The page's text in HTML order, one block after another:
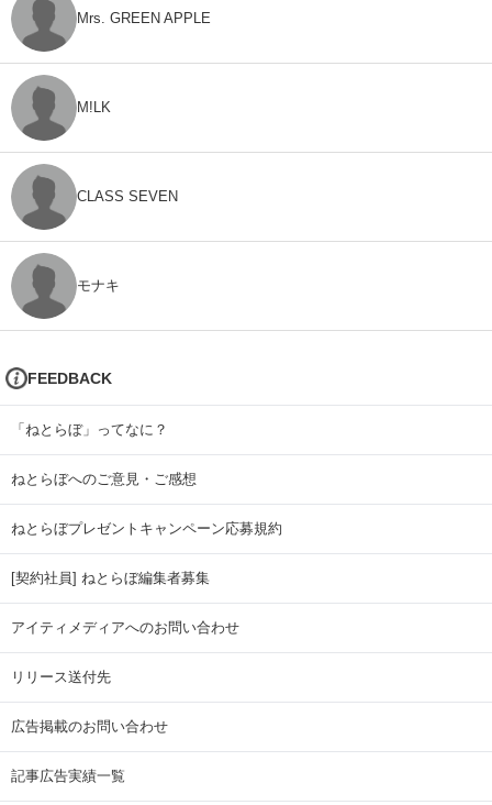
Mrs. GREEN APPLE
M!LK
CLASS SEVEN
モナキ
FEEDBACK
「ねとらぼ」ってなに？
ねとらぼへのご意見・ご感想
ねとらぼプレゼントキャンペーン応募規約
[契約社員] ねとらぼ編集者募集
アイティメディアへのお問い合わせ
リリース送付先
広告掲載のお問い合わせ
記事広告実績一覧